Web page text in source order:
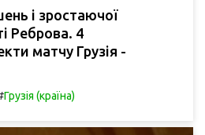
і зростаючої
Реброва. 4
матчу Грузія -
Грузія (країна)